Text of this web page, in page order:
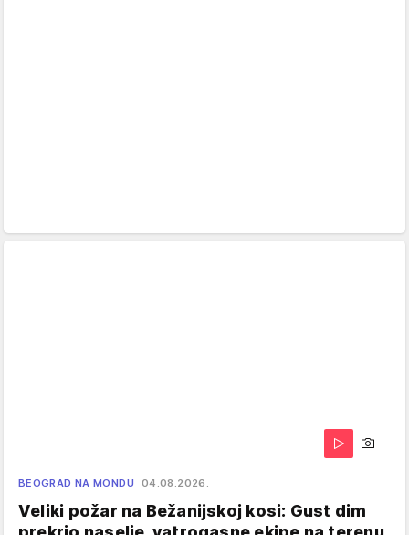
BEOGRAD NA MONDU 04.08.2026.
Veliki požar na Bežanijskoj kosi: Gust dim